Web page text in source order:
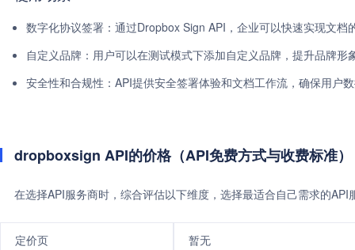
数字化协议签署：通过Dropbox Sign API，企业可以快速实现文档
自定义品牌：用户可以在测试模式下添加自定义品牌，提升品牌形
安全性和合规性：API提供安全签署体验和文档工作流，确保用户
dropboxsign API的价格（API免费方式与收费标准）
在选择API服务商时，综合评估以下维度，选择最适合自己需求的
定价页 暂无